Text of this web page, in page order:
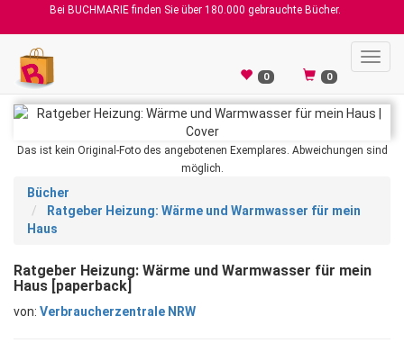
Bei BUCHMARIE finden Sie über 180.000 gebrauchte Bücher.
0 0
Das ist kein Original-Foto des angebotenen Exemplares. Abweichungen sind
möglich.
Bücher
Ratgeber Heizung: Wärme und Warmwasser für mein
Haus
Ratgeber Heizung: Wärme und Warmwasser für mein
Haus [paperback]
von: Verbraucherzentrale NRW